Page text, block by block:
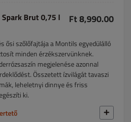
Brut 0,75 l Ft 8,990.00
ősi szőlőfajtája a Montils egyedülálló
minden érzékszervünknek.
megjelenése azonnal
Összetett ízvilágát tavaszi
leheletnyi dinnye és friss
ki.